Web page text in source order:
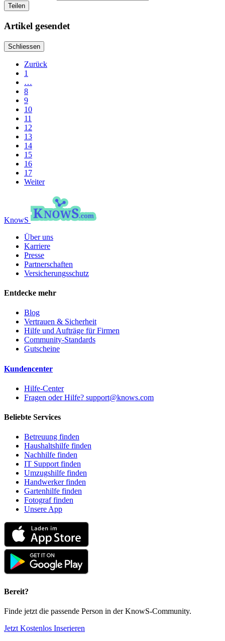
Teilen
Artikel gesendet
Schliessen
Zurück
1
…
8
9
10
11
12
13
14
15
16
17
Weiter
KnowS
Über uns
Karriere
Presse
Partnerschaften
Versicherungsschutz
Entdecke mehr
Blog
Vertrauen & Sicherheit
Hilfe und Aufträge für Firmen
Community-Standards
Gutscheine
Kundencenter
Hilfe-Center
Fragen oder Hilfe? support@knows.com
Beliebte Services
Betreuung finden
Haushaltshilfe finden
Nachhilfe finden
IT Support finden
Umzugshilfe finden
Handwerker finden
Gartenhilfe finden
Fotograf finden
Unsere App
Bereit?
Finde jetzt die passende Person in der KnowS-Community.
Jetzt Kostenlos Inserieren